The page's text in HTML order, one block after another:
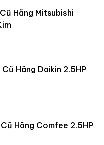
Hãng Mitsubishi
Hãng Daikin 2.5HP
Hãng Comfee 2.5HP